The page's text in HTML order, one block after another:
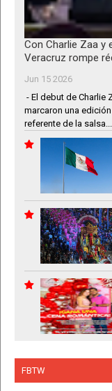
Con Charlie Zaa y
Veracruz rompe
Jun 15 2026
- El debut de Charlie
marcaron una
referente de la salsa...
FBTW